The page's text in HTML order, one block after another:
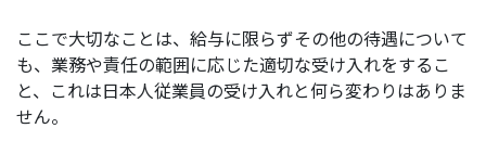
ここで大切なことは、給与に限らずその他の待遇について
も、業務や責任の範囲に応じた適切な受け入れをするこ
と、これは日本人従業員の受け入れと何ら変わりはありま
せん。